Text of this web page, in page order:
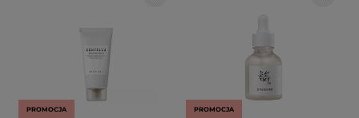
PROMOCJA PROMOCJA